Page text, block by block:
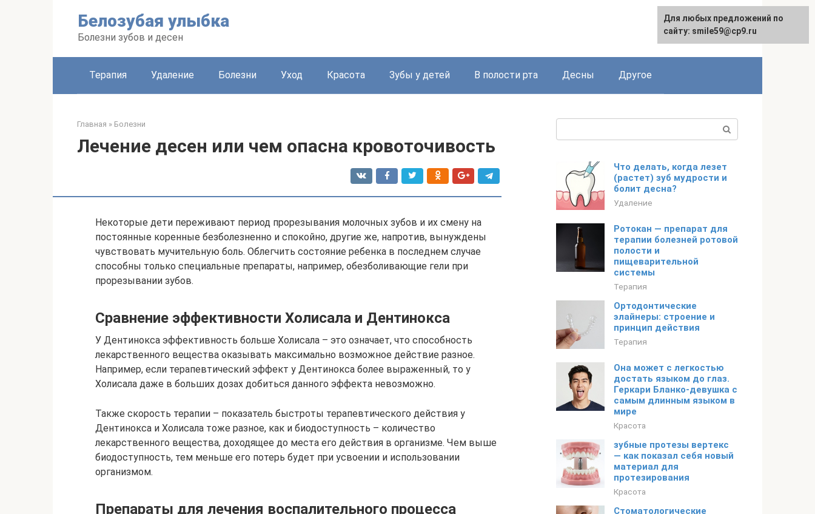
Белозубая улыбка
Болезни зубов и десен
Терапия Удаление Болезни Уход Красота Зубы у детей В полости рта Десны Другое
Главная » Болезни
Лечение десен или чем опасна кровоточивость
Некоторые дети переживают период прорезывания молочных зубов и их смену на
постоянные коренные безболезненно и спокойно, другие же, напротив, вынуждены
чувствовать мучительную боль. Облегчить состояние ребенка в последнем случае
способны только специальные препараты, например, обезболивающие гели при
прорезывании зубов.
Сравнение эффективности Холисала и Дентинокса
У Дентинокса эффективность больше Холисала – это означает, что способность
лекарственного вещества оказывать максимально возможное действие разное.
Например, если терапевтический эффект у Дентинокса более выраженный, то у
Холисала даже в больших дозах добиться данного эффекта невозможно.
Также скорость терапии – показатель быстроты терапевтического действия у
Дентинокса и Холисала тоже разное, как и биодоступность – количество
лекарственного вещества, доходящее до места его действия в организме. Чем выше
биодоступность, тем меньше его потерь будет при усвоении и использовании
организмом.
Препараты для лечения воспалительного процесса
Что делать, когда лезет
(растет) зуб мудрости и
болит десна?
Удаление
Ротокан — препарат для
терапии болезней ротовой
полости и
пищеварительной
системы
Терапия
Ортодонтические
элайнеры: строение и
принцип действия
Терапия
Она может с легкостью
достать языком до глаз.
Геркари Бланко-девушка с
самым длинным языком в
мире
Красота
зубные протезы вертекс
— как показал себя новый
материал для
протезирования
Красота
Стоматологические
Для любых предложений по
сайту: smile59@cp9.ru